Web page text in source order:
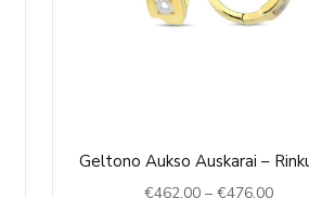
Geltono Aukso Auskarai –
€462.00 – €476.00